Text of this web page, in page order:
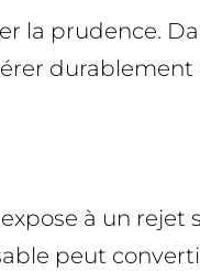
la prudence.
à un rejet
peut